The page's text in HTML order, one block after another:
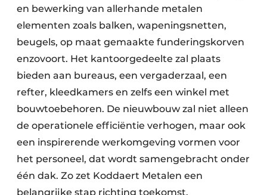
en bewerking van allerhande metalen
elementen zoals balken, wapeningsnetten,
beugels, op maat gemaakte funderingskorven
enzovoort. Het kantoorgedeelte zal plaats
bieden aan bureaus, een vergaderzaal, een
refter, kleedkamers en zelfs een winkel met
bouwtoebehoren. De nieuwbouw zal niet alleen
de operationele efficiëntie verhogen, maar ook
een inspirerende werkomgeving vormen voor
het personeel, dat wordt samengebracht onder
één dak. Zo zet Koddaert Metalen een
belangrijke stap richting toekomst.